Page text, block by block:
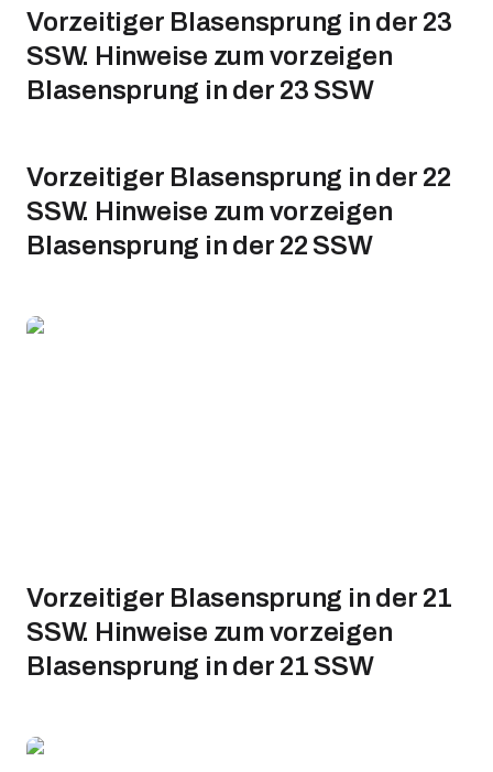
Vorzeitiger Blasensprung in der 23
SSW. Hinweise zum vorzeigen
Blasensprung in der 23 SSW
Vorzeitiger Blasensprung in der 22
SSW. Hinweise zum vorzeigen
Blasensprung in der 22 SSW
Vorzeitiger Blasensprung in der 21
SSW. Hinweise zum vorzeigen
Blasensprung in der 21 SSW